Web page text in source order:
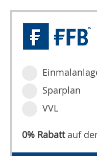
Sparplan
VVL
0% Rabattauf